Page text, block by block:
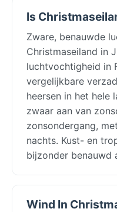
Is
Zware, benauwde
Christmaseiland in
luchtvochtigheid in
vergelijkbare
heersen in het hele
zwaar aan van
zonsondergang,
nachts. Kust- en
bijzonder benauwd
Wind In